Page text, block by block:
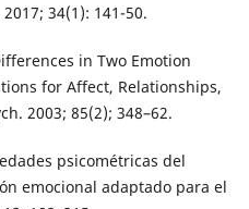
34(1): 141-50.
in Two Emotion
for Affect, Relationships,
2003; 85(2); 348–62.
psicométricas del
emocional adaptado para el